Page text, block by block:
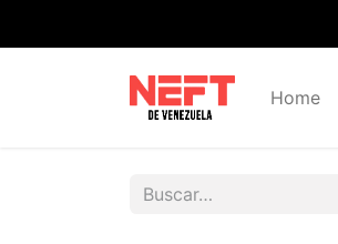
Home